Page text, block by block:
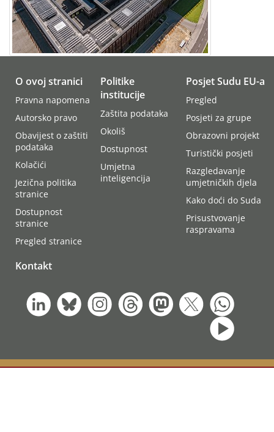
O ovoj stranici
Pravna napomena
Autorsko pravo
Obavijest o zaštiti
podataka
Kolačići
Jezična politika
stranice
Dostupnost
stranice
Pregled stranice
Politike
institucije
Zaštita podataka
Okoliš
Dostupnost
Umjetna
inteligencija
Posjet Sudu EU-a
Pregled
Posjeti za grupe
Obrazovni projekt
Turistički posjeti
Razgledavanje
umjetničkih djela
Kako doći do Suda
Prisustvovanje
raspravama
Kontakt